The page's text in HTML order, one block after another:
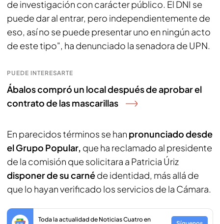
de investigación con carácter público. El DNI se
puede dar al entrar, pero independientemente de
eso, así no se puede presentar uno en ningún acto
de este tipo", ha denunciado la senadora de UPN.
PUEDE INTERESARTE
Ábalos compró un local después de aprobar el
contrato de las mascarillas
En parecidos términos se han pronunciado desde
el Grupo Popular, que ha reclamado al presidente
de la comisión que solicitara a Patricia Úriz
disponer de su carnéde identidad, más allá de
que lo hayan verificado los servicios de la Cámara.
Toda la actualidad de Noticias Cuatro en